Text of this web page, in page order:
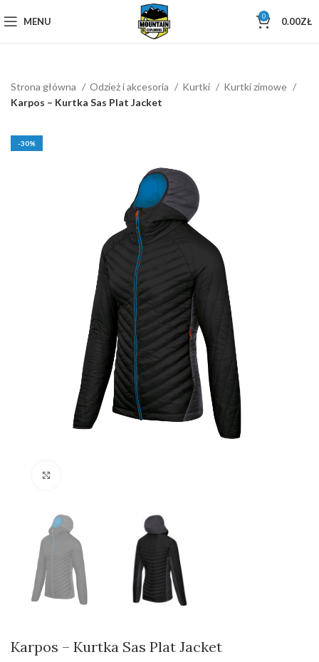
MENU 0 0.00ZŁ
Strona główna Odzież i akcesoria Kurtki
Kurtki zimowe
Karpos – Kurtka Sas Plat Jacket
-30%
Karpos – Kurtka Sas Plat Jacket